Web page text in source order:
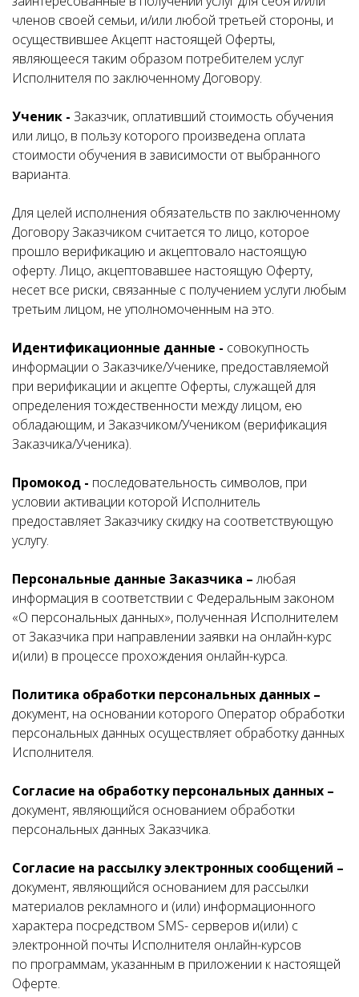
членов своей семьи, и/или любой третьей стороны, и
осуществившее Акцепт настоящей Оферты,
являющееся таким образом потребителем услуг
Исполнителя по заключенному Договору.
Ученик - Заказчик, оплативший стоимость обучения
или лицо, в пользу которого произведена оплата
стоимости обучения в зависимости от выбранного
варианта.
Для целей исполнения обязательств по заключенному
Договору Заказчиком считается то лицо, которое
прошло верификацию и акцептовало настоящую
оферту. Лицо, акцептовавшее настоящую Оферту,
несет все риски, связанные с получением услуги любым
третьим лицом, не уполномоченным на это.
Идентификационные данные - совокупность
информации о Заказчике/Ученике, предоставляемой
при верификации и акцепте Оферты, служащей для
определения тождественности между лицом, ею
обладающим, и Заказчиком/Учеником (верификация
Заказчика/Ученика).
Промокод - последовательность символов, при
условии активации которой Исполнитель
предоставляет Заказчику скидку на соответствующую
услугу.
Персональные данные Заказчика – любая
информация в соответствии с Федеральным законом
«О персональных данных», полученная Исполнителем
от Заказчика при направлении заявки на онлайн-курс
и(или) в процессе прохождения онлайн-курса.
Политика обработки персональных данных –
документ, на основании которого Оператор обработки
персональных данных осуществляет обработку данных
Исполнителя.
Согласие на обработку персональных данных –
документ, являющийся основанием обработки
персональных данных Заказчика.
Согласие на рассылку электронных сообщений –
документ, являющийся основанием для рассылки
материалов рекламного и (или) информационного
характера посредством SMS- серверов и(или) с
электронной почты Исполнителя онлайн-курсов
по программам, указанным в приложении к настоящей
Оферте.